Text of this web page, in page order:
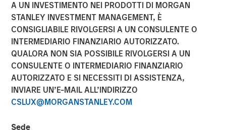
A UN INVESTIMENTO NEI PRODOTTI DI MORGAN
STANLEY INVESTMENT MANAGEMENT, È
CONSIGLIABILE RIVOLGERSI A UN CONSULENTE O
INTERMEDIARIO FINANZIARIO AUTORIZZATO.
QUALORA NON SIA POSSIBILE RIVOLGERSI A UN
CONSULENTE O INTERMEDIARIO FINANZIARIO
AUTORIZZATO E SI NECESSITI DI ASSISTENZA,
INVIARE UN’E-MAIL ALL’INDIRIZZO
CSLUX@MORGANSTANLEY.COM
Sede
08 OTTOBRE 2015
NEW YORK — Oct 8, 2015
Morgan Stanley Global Private Equity (MSPE) announced
today that it has completed a majority investment in